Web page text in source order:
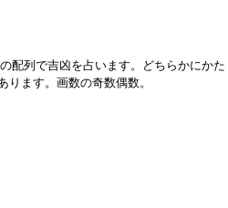
配列で吉凶を占います。どちらかにかた
ります。画数の奇数偶数。